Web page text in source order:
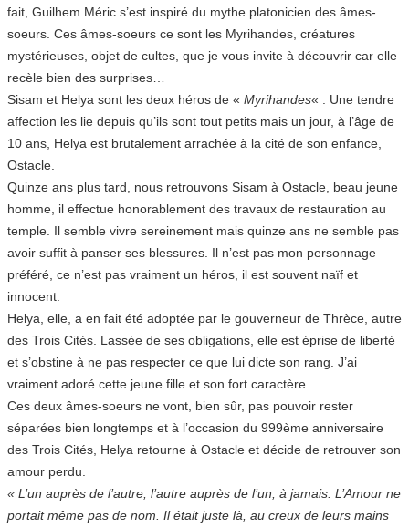
fait, Guilhem Méric s’est inspiré du mythe platonicien des âmes-
soeurs. Ces âmes-soeurs ce sont les Myrihandes, créatures
mystérieuses, objet de cultes, que je vous invite à découvrir car elle
recèle bien des surprises…
Sisam et Helya sont les deux héros de « Myrihandes« . Une tendre
affection les lie depuis qu’ils sont tout petits mais un jour, à l’âge de
10 ans, Helya est brutalement arrachée à la cité de son enfance,
Ostacle.
Quinze ans plus tard, nous retrouvons Sisam à Ostacle, beau jeune
homme, il effectue honorablement des travaux de restauration au
temple. Il semble vivre sereinement mais quinze ans ne semble pas
avoir suffit à panser ses blessures. Il n’est pas mon personnage
préféré, ce n’est pas vraiment un héros, il est souvent naïf et
innocent.
Helya, elle, a en fait été adoptée par le gouverneur de Thrèce, autre
des Trois Cités. Lassée de ses obligations, elle est éprise de liberté
et s’obstine à ne pas respecter ce que lui dicte son rang. J’ai
vraiment adoré cette jeune fille et son fort caractère.
Ces deux âmes-soeurs ne vont, bien sûr, pas pouvoir rester
séparées bien longtemps et à l’occasion du 999ème anniversaire
des Trois Cités, Helya retourne à Ostacle et décide de retrouver son
amour perdu.
« L’un auprès de l’autre, l’autre auprès de l’un, à jamais. L’Amour ne
portait même pas de nom. Il était juste là, au creux de leurs mains